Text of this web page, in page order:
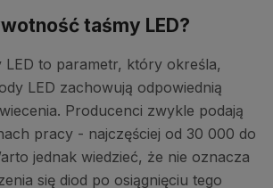
taśmy LED?
LED to parametr, który określa,
LED zachowują odpowiednią
Producenci zwykle podają
pracy - najczęściej od 30 000 do
jednak wiedzieć, że nie oznacza
się diod po osiągnięciu tego